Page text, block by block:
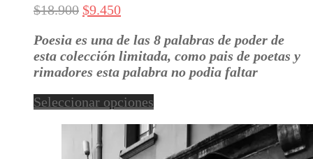
se
pueden
elegir
página
de
$18.900 El
original
era:
$18.900.
$9.450El
actual
es:
$9.450.
Poesia es una de las 8 palabras de poder de
esta colección limitada, como pais de poetas y
rimadores esta palabra no podia faltar
Seleccionar opciones
tiene
múltiples